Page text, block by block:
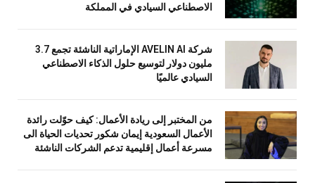
الاصطناعي السيادي في المملكة
شركة AVELIN AI الإماراتية الناشئة تجمع 3.7
مليون دولار لتوسيع حلول الذكاء الاصطناعي
السيادي عالميًا
من المختبر إلى ريادة الأعمال: كيف حوّلت رائدة
الأعمال السعودية إيمان شكور تحديات الحياة الى
مسرعة أعمال إقليمية تدعم الشركات الناشئة